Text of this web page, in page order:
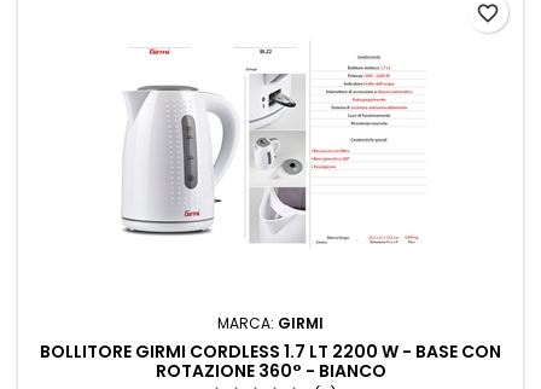
MARCA: GIRMI
BOLLITORE GIRMI CORDLESS 1.7 LT 2200 W - BASE CON
ROTAZIONE 360° - BIANCO
favorite_border